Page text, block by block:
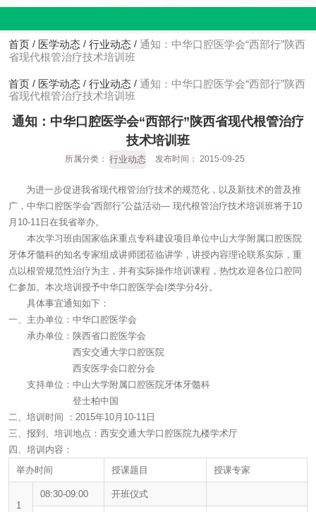
首页 / 医学动态 / 行业动态 / 通知：中华口腔医学会“西部行”陕西
省现代根管治疗技术培训班
首页 / 医学动态 / 行业动态 / 通知：中华口腔医学会“西部行”陕西
省现代根管治疗技术培训班
通知：中华口腔医学会“西部行”陕西省现代根管治疗
技术培训班
所属分类： 行业动态 发布时间： 2015-09-25
为进一步促进我省现代根管治疗技术的规范化，以及新技术的普及推
广，中华口腔医学会“西部行”公益活动— 现代根管治疗技术培训班将于10
月10-11日在我省举办。
本次学习班由国家临床重点专科建设项目单位中山大学附属口腔医院
牙体牙髓科的知名专家组成讲师团莅临讲学，讲授内容理论联系实际，重
点以根管规范性治疗为主，并有实际操作培训课程，热忱欢迎各位口腔同
仁参加。本次培训授予中华口腔医学会Ⅰ类学分4分。
具体事宜通知如下：
一、主办单位：中华口腔医学会
承办单位：陕西省口腔医学会
西安交通大学口腔医院
西安医学会口腔分会
支持单位：中山大学附属口腔医院牙体牙髓科
登士柏中国
二、培训时间 ：2015年10月10-11日
三、报到、培训地点：西安交通大学口腔医院九楼学术厅
四、培训内容：
举办时间
授课题目 授课专家
1
08:30-09:00 开班仪式